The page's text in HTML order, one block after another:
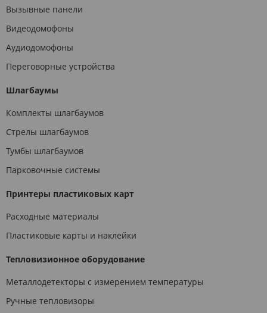
Вызывные панели
Видеодомофоны
Аудиодомофоны
Переговорные устройства
Шлагбаумы
Комплекты шлагбаумов
Стрелы шлагбаумов
Тумбы шлагбаумов
Парковочные системы
Принтеры пластиковых карт
Расходные материалы
Пластиковые карты и наклейки
Тепловизионное оборудование
Металлодетекторы с измерением температуры
Ручные тепловизоры